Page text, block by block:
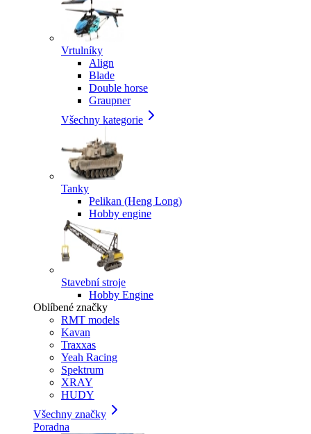
Vrtulníky
Align
Blade
Double horse
Graupner
Všechny kategorie
Tanky
Pelikan (Heng Long)
Hobby engine
Stavební stroje
Hobby Engine
Oblíbené značky
RMT models
Kavan
Traxxas
Yeah Racing
Spektrum
XRAY
HUDY
Všechny značky
Poradna